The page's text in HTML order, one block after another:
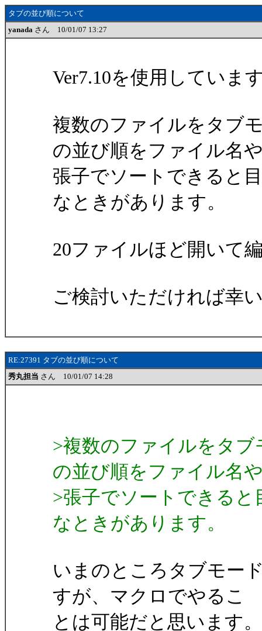
タブの並び順について
yanada さん 10/01/07 13:27
Ver7.10を使用していま
複数のファイルをタブ
の並び順をファイル名
張子でソートできると
なときがあります。
20ファイルほど開いて
ご検討いただければ幸
RE:27391 タブの並び順について
秀丸担当 さん 10/01/07 14:28
>複数のファイルをタ
の並び順をファイル名
>張子でソートできる
なときがあります。
いまのところタブモー
すが、マクロでやるこ
とは可能だと思います。